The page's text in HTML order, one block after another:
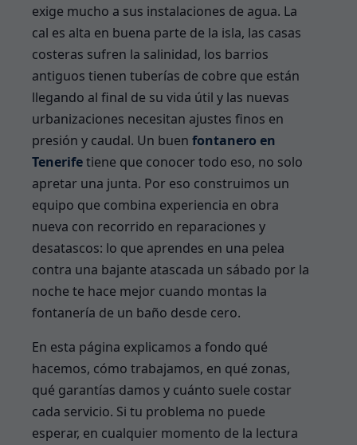
exige mucho a sus instalaciones de agua. La
cal es alta en buena parte de la isla, las casas
costeras sufren la salinidad, los barrios
antiguos tienen tuberías de cobre que están
llegando al final de su vida útil y las nuevas
urbanizaciones necesitan ajustes finos en
presión y caudal. Un buen fontanero en
Tenerifetiene que conocer todo eso, no solo
apretar una junta. Por eso construimos un
equipo que combina experiencia en obra
nueva con recorrido en reparaciones y
desatascos: lo que aprendes en una pelea
contra una bajante atascada un sábado por la
noche te hace mejor cuando montas la
fontanería de un baño desde cero.
En esta página explicamos a fondo qué
hacemos, cómo trabajamos, en qué zonas,
qué garantías damos y cuánto suele costar
cada servicio. Si tu problema no puede
esperar, en cualquier momento de la lectura